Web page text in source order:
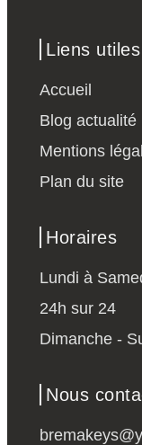
Liens utiles
Accueil
Blog actualité
Mentions
Plan du site
Horaires
Lundi à
24h sur 24
Dimanche -
Nous